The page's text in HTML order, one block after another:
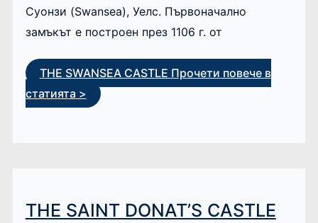
Суонзи (Swansea), Уелс. Първоначално
замъкът е построен през 1106 г. от
THE SWANSEA CASTLE Прочети повече в
статията >
THE SAINT DONAT’S CASTLE